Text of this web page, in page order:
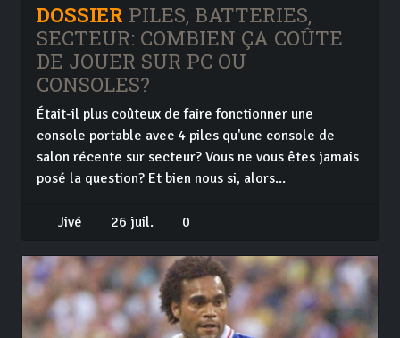
DOSSIER PILES, BATTERIES,
SECTEUR: COMBIEN ÇA COÛTE
DE JOUER SUR PC OU
CONSOLES?
Était-il plus coûteux de faire fonctionner une
console portable avec 4 piles qu'une console de
salon récente sur secteur? Vous ne vous êtes jamais
posé la question? Et bien nous si, alors...
Jivé 26 juil. 0